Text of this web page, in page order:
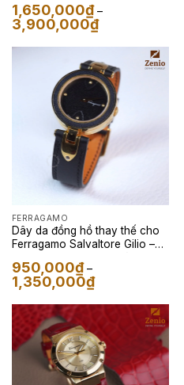
1,650,000₫ –
3,900,000₫Khoảng
giá:
1,650,000₫
đến
3,900,000₫
FERRAGAMO
Dây da đồng hồ thay thế cho
Ferragamo Salvaltore Gilio –
950,000₫ –
1,350,000₫Khoảng
giá:
950,000₫
1,350,000₫